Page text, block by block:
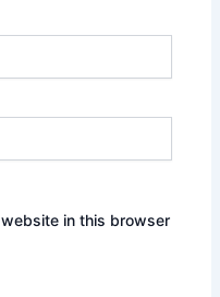
in this browser